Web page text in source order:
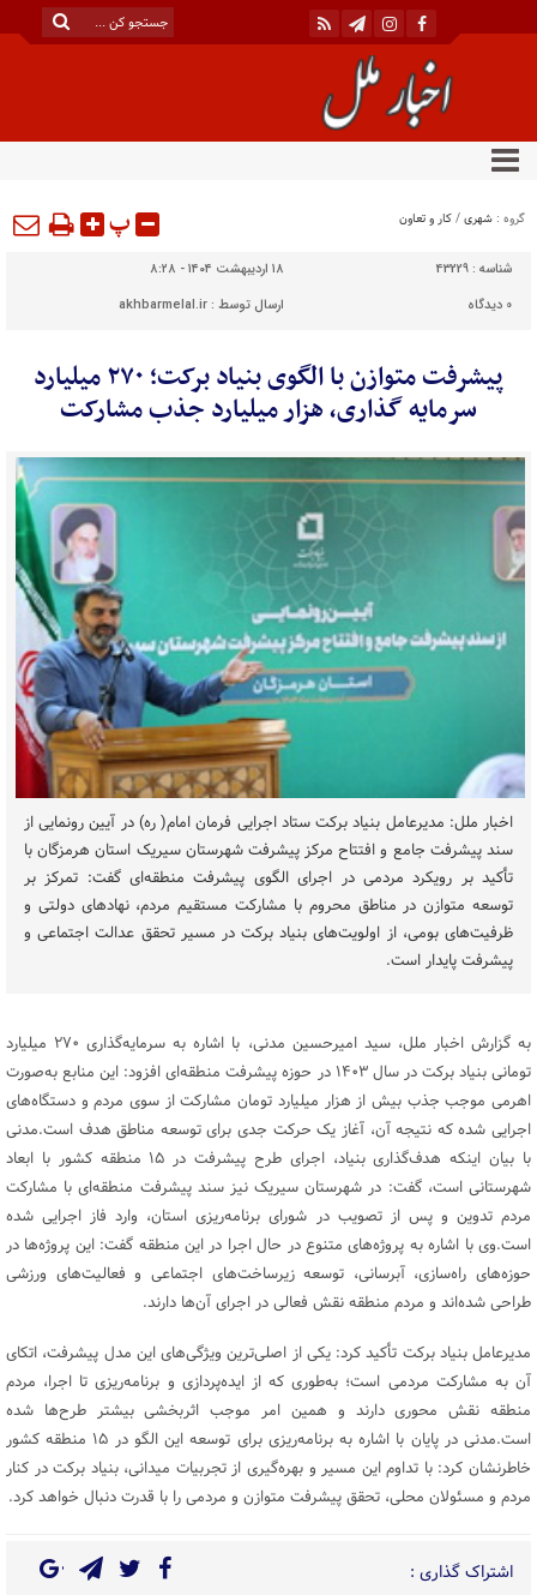
گروه : شهری/کار و تعاون پ
شناسه : 43229
۱۸ اردیبهشت ۱۴۰۴ - ۸:۲۸
0 دیدگاه ارسال توسط :akhbarmelal.ir
پیشرفت متوازن با الگوی بنیاد برکت؛ ۲۷۰ میلیارد
سرمایه گذاری، هزار میلیارد جذب مشارکت
اخبار ملل: مدیرعامل بنیاد برکت ستاد اجرایی فرمان امام( ره) در آیین رونمایی از
سند پیشرفت جامع و افتتاح مرکز پیشرفت شهرستان سیریک استان هرمزگان با
تأکید بر رویکرد مردمی در اجرای الگوی پیشرفت منطقه‌ای گفت: تمرکز بر
توسعه متوازن در مناطق محروم با مشارکت مستقیم مردم، نهادهای دولتی و
ظرفیت‌های بومی، از اولویت‌های بنیاد برکت در مسیر تحقق عدالت اجتماعی و
پیشرفت پایدار است.
به گزارش اخبار ملل، سید امیرحسین مدنی، با اشاره به سرمایه‌گذاری ۲۷۰ میلیارد
تومانی بنیاد برکت در سال ۱۴۰۳ در حوزه پیشرفت منطقه‌ای افزود: این منابع به‌صورت
اهرمی موجب جذب بیش از هزار میلیارد تومان مشارکت از سوی مردم و دستگاه‌های
اجرایی شده که نتیجه آن، آغاز یک حرکت جدی برای توسعه مناطق هدف است.مدنی
با بیان اینکه هدف‌گذاری بنیاد، اجرای طرح پیشرفت در ۱۵ منطقه کشور با ابعاد
شهرستانی است، گفت: در شهرستان سیریک نیز سند پیشرفت منطقه‌ای با مشارکت
مردم تدوین و پس از تصویب در شورای برنامه‌ریزی استان، وارد فاز اجرایی شده
است.وی با اشاره به پروژه‌های متنوع در حال اجرا در این منطقه گفت: این پروژه‌ها در
حوزه‌های راه‌سازی، آبرسانی، توسعه زیرساخت‌های اجتماعی و فعالیت‌های ورزشی
طراحی شده‌اند و مردم منطقه نقش فعالی در اجرای آن‌ها دارند.
مدیرعامل بنیاد برکت تأکید کرد: یکی از اصلی‌ترین ویژگی‌های این مدل پیشرفت، اتکای
آن به مشارکت مردمی است؛ به‌طوری که از ایده‌پردازی و برنامه‌ریزی تا اجرا، مردم
منطقه نقش محوری دارند و همین امر موجب اثربخشی بیشتر طرح‌ها شده
است.مدنی در پایان با اشاره به برنامه‌ریزی برای توسعه این الگو در ۱۵ منطقه کشور
خاطرنشان کرد: با تداوم این مسیر و بهره‌گیری از تجربیات میدانی، بنیاد برکت در کنار
مردم و مسئولان محلی، تحقق پیشرفت متوازن و مردمی را با قدرت دنبال خواهد کرد.
اشتراک گذاری :